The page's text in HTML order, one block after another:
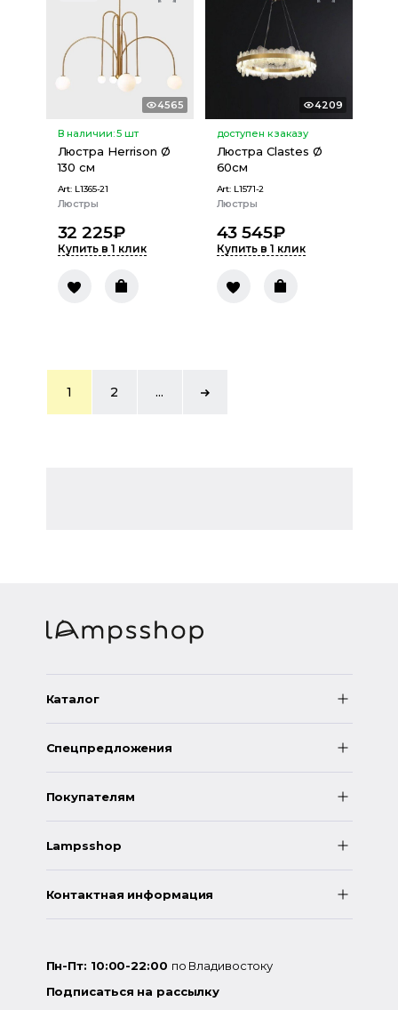
4565
В наличии:5 шт
Люстра Herrison Ø
130 см
Art: L1365-21
Люстры
32 225₽
Купить в 1 клик
4209
доступен к заказу
Люстра Clastes Ø
60см
Art: L1571-2
Люстры
43 545₽
Купить в 1 клик
1 2 ...
Каталог
Спецпредложения
Покупателям
Lampsshop
Контактная информация
Пн-Пт: 10:00-22:00 по Владивостоку
Подписаться на рассылку